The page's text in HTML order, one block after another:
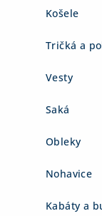
Košele
Tričká a
Vesty
Saká
Obleky
Nohavice
Kabáty a